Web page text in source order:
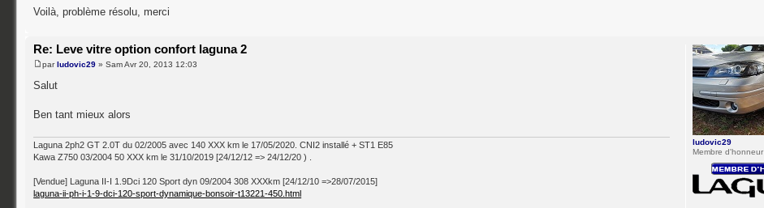
Voilà, problème résolu, merci
Re: Leve vitre option confort laguna 2
parludovic29 » Sam Avr 20, 2013 12:03
Salut
Ben tant mieux alors
Laguna 2ph2 GT 2.0T du 02/2005 avec 140 XXX km le 17/05/2020. CNI2 installé + ST1 E85
Kawa Z750 03/2004 50 XXX km le 31/10/2019 [24/12/12 => 24/12/20 ) .
[Vendue] Laguna II-I 1.9Dci 120 Sport dyn 09/2004 308 XXXkm [24/12/10 =>28/07/2015]
laguna-ii-ph-i-1-9-dci-120-sport-dynamique-bonsoir-t13221-450.html
ludovic29
Membre d'honneur